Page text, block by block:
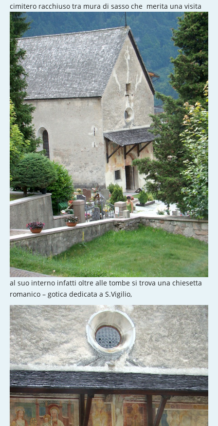
cimitero racchiuso tra mura di sasso che merita una visita
al suo interno infatti oltre alle tombe si trova una chiesetta
romanico – gotica dedicata a S.Vigilio,